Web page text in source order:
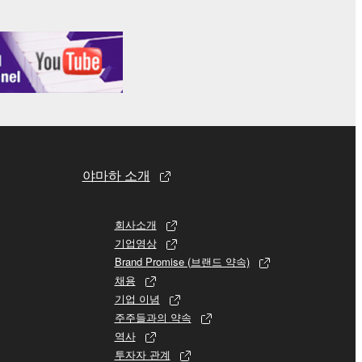
야마하 소개
회사소개
기업영상
Brand Promise (브랜드 약속)
채용
기업 이념
주주들과의 약속
역사
투자자 관계